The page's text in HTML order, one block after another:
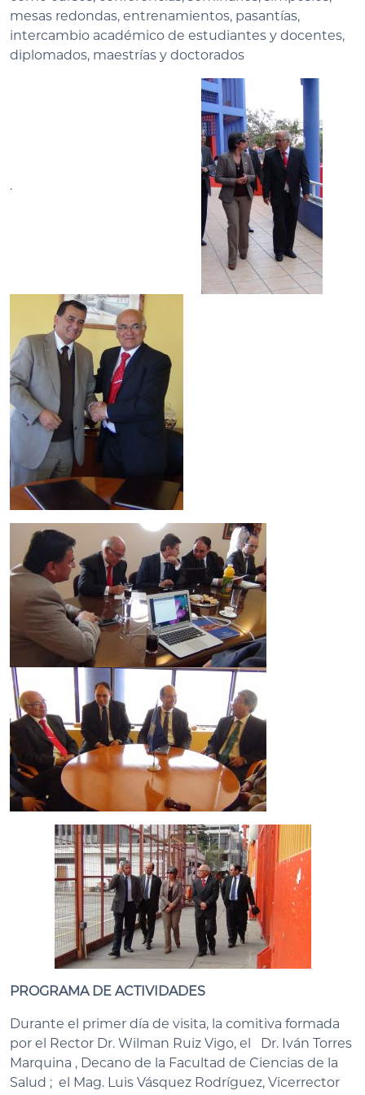
mesas redondas, entrenamientos, pasantías,
intercambio académico de estudiantes y docentes,
diplomados, maestrías y doctorados
.
PROGRAMA DE ACTIVIDADES
Durante el primer día de visita, la comitiva formada
por el Rector Dr. Wilman Ruiz Vigo, el Dr. Iván Torres
Marquina , Decano de la Facultad de Ciencias de la
Salud ; el Mag. Luis Vásquez Rodríguez, Vicerrector